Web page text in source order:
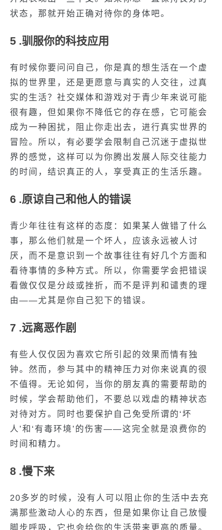
状态，那就开始正确对待你的身体吧。
5 .驯服你的科技应用
有时候你要问问自己，你是真的想生活在一个虚
拟的世界里，还是更愿意与真实的人交往，过真
实的生活？社交媒体和游戏对于青少年来说可能
很有趣，但如果你不降低它的存在感，它可能会
成为一种困扰，阻止你走出去，进行真实世界的
冒险。所以，有必要学会限制自己沉迷于虚拟世
界的感觉，这样可以为你腾出发展人际交往能力
的时间，结识真正的人，享受真正的生活乐趣。
6 .原谅自己和他人的错误
青少年往往有这样的态度：如果某人做错了什么
事，那么他们就是一个坏人，应该永远被人讨
厌，而不是意识到一个故事往往有好几个方面和
看待事情的多种方式。所以，你需要学会把错误
看做仅仅是分歧或挫折，而不是评判和谴责的理
由——尤其是你自己犯下的错误。
7 .远离恶作剧
有些人仅仅因为喜欢它所引起的效果而情有独
钟。然而，参与其中的精神压力对你来说真的很
不值得。无论如何，当你的朋友真的需要帮助的
时候，学会帮助他们，不要总以戏虐的精神状态
对待对方。同时也要保护自己免受所谓的‘坏
人’和‘有毒环境’的伤害——这完全就是浪费你的
时间和精力。
8 .慢下来
20多岁的时候，没有人可以阻止你的生活中去充
满那些激动人心的东西，但是如果你让自己放慢
脚步呼吸，它也会给你的生活带来更高的质量。